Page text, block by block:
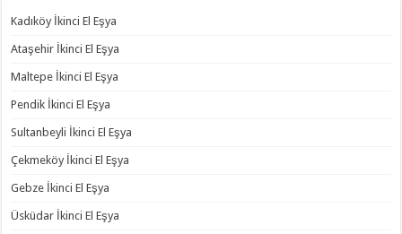
Kadıköy İkinci El Eşya
Ataşehir İkinci El Eşya
Maltepe İkinci El Eşya
Pendik İkinci El Eşya
Sultanbeyli İkinci El Eşya
Çekmeköy İkinci El Eşya
Gebze İkinci El Eşya
Üsküdar İkinci El Eşya